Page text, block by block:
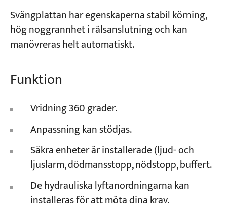
Svängplattan har egenskaperna stabil körning,
hög noggrannhet i rälsanslutning och kan
manövreras helt automatiskt.
Funktion
Vridning 360 grader.
Anpassning kan stödjas.
Säkra enheter är installerade (ljud- och
ljuslarm, dödmansstopp, nödstopp, buffert.
De hydrauliska lyftanordningarna kan
installeras för att möta dina krav.